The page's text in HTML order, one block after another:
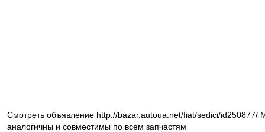
Смотреть объявление http://bazar.autoua.net/fiat/sedici/id250877/
аналогичны и совместимы по всем запчастям